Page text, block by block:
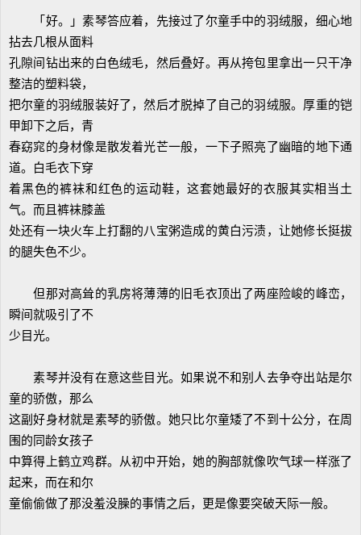
「好。」素琴答应着，先接过了尔童手中的羽绒服，细心地
拈去几根从面料
孔隙间钻出来的白色绒毛，然后叠好。再从挎包里拿出一只干净
整洁的塑料袋，
把尔童的羽绒服装好了，然后才脱掉了自己的羽绒服。厚重的铠
甲卸下之后，青
春窈窕的身材像是散发着光芒一般，一下子照亮了幽暗的地下通
道。白毛衣下穿
着黑色的裤袜和红色的运动鞋，这套她最好的衣服其实相当土
气。而且裤袜膝盖
处还有一块火车上打翻的八宝粥造成的黄白污渍，让她修长挺拔
的腿失色不少。
但那对高耸的乳房将薄薄的旧毛衣顶出了两座险峻的峰峦，
瞬间就吸引了不
少目光。
素琴并没有在意这些目光。如果说不和别人去争夺出站是尔
童的骄傲，那么
这副好身材就是素琴的骄傲。她只比尔童矮了不到十公分，在周
围的同龄女孩子
中算得上鹤立鸡群。从初中开始，她的胸部就像吹气球一样涨了
起来，而在和尔
童偷偷做了那没羞没臊的事情之后，更是像要突破天际一般。